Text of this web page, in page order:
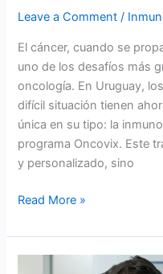
Leave a Comment /
El cáncer, cuando se
uno de los desafíos más
oncología. En Uruguay,
difícil situación tienen
única en su tipo: la
programa Oncovix. Este
y personalizado, sino
Read More »